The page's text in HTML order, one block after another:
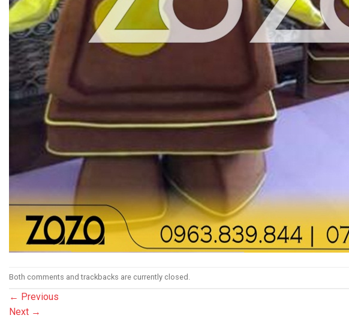
Both comments and trackbacks are currently closed.
← Previous
Next →